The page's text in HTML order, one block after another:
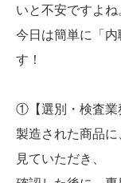
いと不安ですよね。
今日は簡単に「
す！
①【選別・検査業
製造された商品
見ていただき、